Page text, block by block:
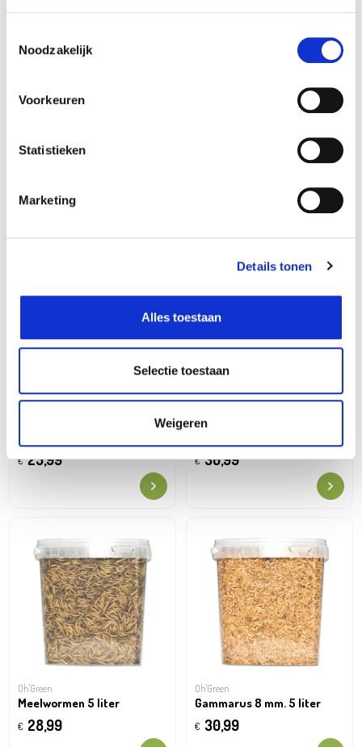
Noodzakelijk
Voorkeuren
Statistieken
Marketing
Details tonen
Alles toestaan
Selectie toestaan
Weigeren
Oh'Green
€8,29
€25,99
Oh'Green
€30,99
Oh'Green
Meelwormen 5 liter
€ 28,99
Oh'Green
Gammarus 8 mm. 5 liter
€ 30,99